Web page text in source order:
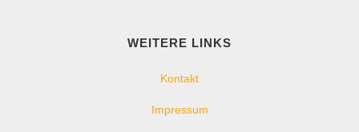
WEITERE LINKS
Kontakt
Impressum